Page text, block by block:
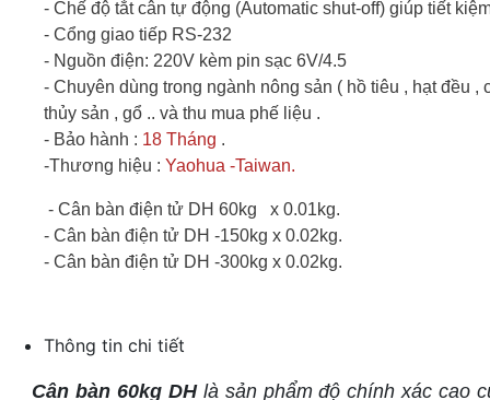
- Chế độ tắt cân tự động (Automatic shut-off) giúp tiết
- Cổng giao tiếp RS-232
- Nguồn điện: 220V kèm pin sạc 6V/4.5
- Chuyên dùng trong ngành nông sản ( hồ tiêu , hạt đều ,
thủy sản , gổ .. và thu mua phế liệu .
- Bảo hành : 18 Tháng .
-Thương hiệu : Yaohua -Taiwan.
- Cân bàn điện tử DH 60kg x 0.01kg.
- Cân bàn điện tử DH -150kg x 0.02kg.
- Cân bàn điện tử DH -300kg x 0.02kg.
Thông tin chi tiết
Cân bàn 60kg DHlà sản phẩm độ chính xác cao